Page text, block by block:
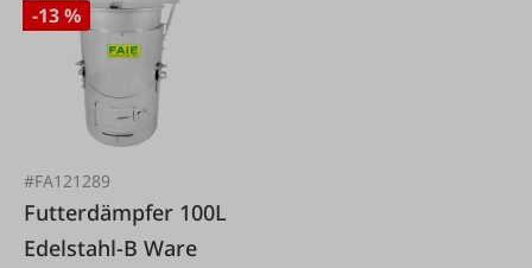
-13 %
#FA121289
Futterdämpfer 100L
Edelstahl-B Ware